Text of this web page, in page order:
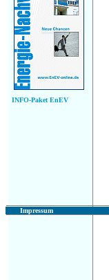
INFO-Paket EnEV
Impressum